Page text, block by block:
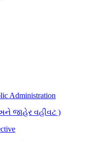
Administration
જાહેર વહીવટ )